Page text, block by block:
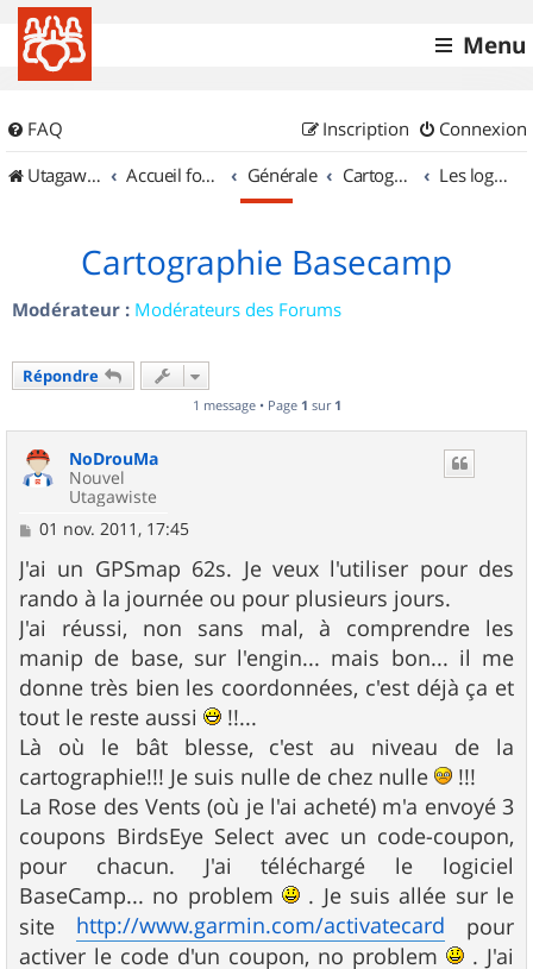
Menu
FAQ Connexion
Inscription
UtagawaVTT (Randos VTT et VTTAE avec traces GPS)
Accueil forum Générale Cartographie et GPS Les logiciels
Cartographie Basecamp
Modérateur : Modérateurs des Forums
Répondre
1 message • Page 1 sur 1
NoDrouMa
Nouvel
Utagawiste
M
s
s
a
g
e
01 nov. 2011, 17:45
J'ai un GPSmap 62s. Je veux l'utiliser pour des
rando à la journée ou pour plusieurs jours.
J'ai réussi, non sans mal, à comprendre les
manip de base, sur l'engin... mais bon... il me
donne très bien les coordonnées, c'est déjà ça et
tout le reste aussi
!!...
Là où le bât blesse, c'est au niveau de la
cartographie!!! Je suis nulle de chez nulle
!!!
La Rose des Vents (où je l'ai acheté) m'a envoyé 3
coupons BirdsEye Select avec un code-coupon,
pour chacun. J'ai téléchargé le logiciel
BaseCamp... no problem
. Je suis allée sur le
site http://www.garmin.com/activatecard pour
activer le code d'un coupon, no problem
. J'ai